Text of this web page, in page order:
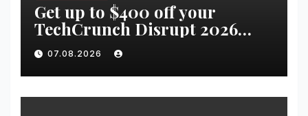
Get up to $400 off your
TechCrunch Disrupt 2026
pass until tomorrow |
VseTime.ru
07.08.2026